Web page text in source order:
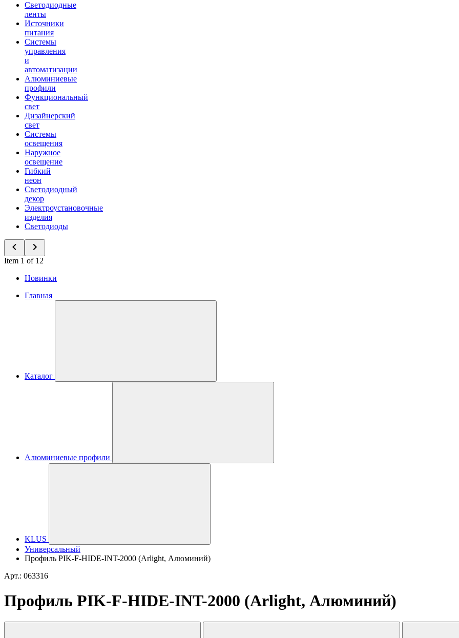
Светодиодные
ленты
Источники
питания
Системы
управления
и
автоматизации
Алюминиевые
профили
Функциональный
свет
Дизайнерский
свет
Системы
освещения
Наружное
освещение
Гибкий
неон
Светодиодный
декор
Электроустановочные
изделия
Светодиоды
Item 1 of 12
Новинки
Главная
Каталог
Алюминиевые профили
KLUS
Универсальный
Профиль PIK-F-HIDE-INT-2000 (Arlight, Алюминий)
Арт.: 063316
Профиль PIK-F-HIDE-INT-2000 (Arlight, Алюминий)